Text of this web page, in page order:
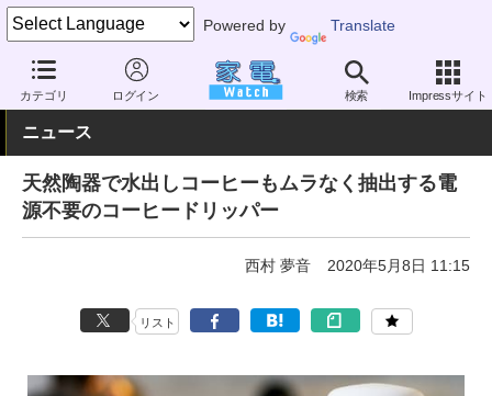
Powered by Translate
カテゴリ ログイン 検索 Impressサイト
家電 Watch その他・家電 雑貨 キッチン雑貨
ニュース
天然陶器で水出しコーヒーもムラなく抽出する電
源不要のコーヒードリッパー
西村 夢音 2020年5月8日 11:15
リスト